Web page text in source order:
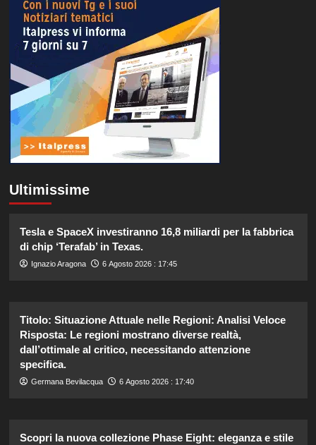
Ultimissime
Tesla e SpaceX investiranno 16,8 miliardi per la fabbrica
di chip ‘Terafab’ in Texas.
Ignazio Aragona 6 Agosto 2026 : 17:45
Titolo: Situazione Attuale nelle Regioni: Analisi Veloce
Risposta: Le regioni mostrano diverse realtà,
dall’ottimale al critico, necessitando attenzione
specifica.
Germana Bevilacqua 6 Agosto 2026 : 17:40
Scopri la nuova collezione Phase Eight: eleganza e stile